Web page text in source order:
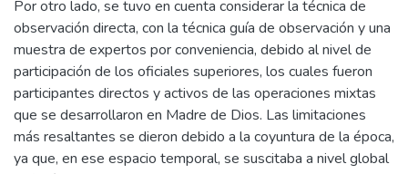
Por otro lado, se tuvo en cuenta considerar la técnica de
observación directa, con la técnica guía de observación y una
muestra de expertos por conveniencia, debido al nivel de
participación de los oficiales superiores, los cuales fueron
participantes directos y activos de las operaciones mixtas
que se desarrollaron en Madre de Dios. Las limitaciones
más resaltantes se dieron debido a la coyuntura de la época,
ya que, en ese espacio temporal, se suscitaba a nivel global